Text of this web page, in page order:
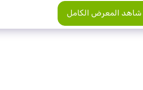
شاهد المعرض الكامل